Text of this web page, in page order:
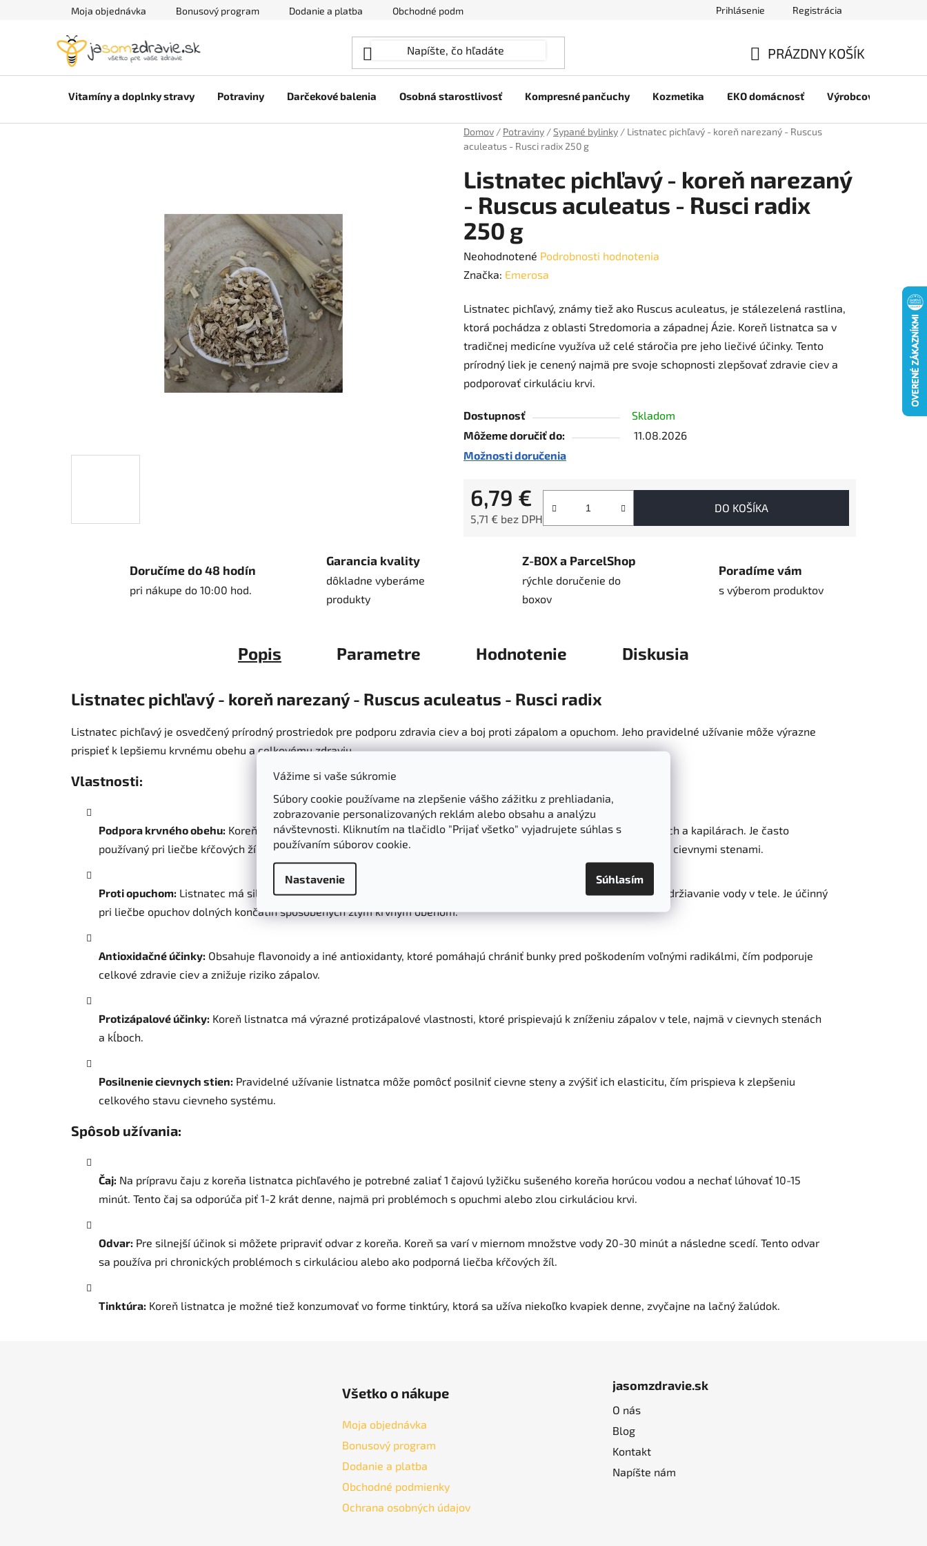
Vážime si vaše súkromie
Súbory cookie používame na zlepšenie vášho zážitku z prehliadania,
zobrazovanie personalizovaných reklám alebo obsahu a analýzu
návštevnosti. Kliknutím na tlačidlo "Prijať všetko" vyjadrujete súhlas s
používaním súborov cookie.
Nastavenie Súhlasím
Moja objednávka Bonusový program Dodanie a platba Obchodné podmienky Prihlásenie Registrácia
KOŠÍK
PRÁZDNY KOŠÍK
Vitamíny a doplnky stravy Potraviny Darčekové balenia Osobná starostlivosť Kompresné pančuchy Kozmetika EKO domácnosť Výrobcovia
Domov / Potraviny /Sypané bylinky / Listnatec pichľavý - koreň narezaný - Ruscus
aculeatus - Rusci radix 250 g
Listnatec pichľavý - koreň narezaný
- Ruscus aculeatus - Rusci radix
250 g
Priemerné
hodnotenie
je
0,0
z
5
hviezdičiek.
Neohodnotené Podrobnosti hodnotenia
Značka: Emerosa
Listnatec pichľavý, známy tiež ako Ruscus aculeatus, je stálezelená rastlina,
ktorá pochádza z oblasti Stredomoria a západnej Ázie. Koreň listnatca sa v
tradičnej medicíne využíva už celé stáročia pre jeho liečivé účinky. Tento
prírodný liek je cenený najmä pre svoje schopnosti zlepšovať zdravie ciev a
podporovať cirkuláciu krvi.
Dostupnosť
Skladom
Môžeme doručiť do:
11.08.2026
Možnosti doručenia
6,79 €
5,71 € bez DPH
DO KOŠÍKA
Doručíme do 48 hodín
pri nákupe do 10:00 hod.
Garancia kvality
dôkladne vyberáme
produkty
Z-BOX a ParcelShop
rýchle doručenie do
boxov
Poradíme vám
s výberom produktov
Popis Parametre Hodnotenie Diskusia
Listnatec pichľavý - koreň narezaný - Ruscus aculeatus - Rusci radix
Listnatec pichľavý je osvedčený prírodný prostriedok pre podporu zdravia ciev a boj proti zápalom a opuchom. Jeho pravidelné užívanie môže výrazne
prispieť k lepšiemu krvnému obehu a celkovému zdraviu.
Vlastnosti:
Podpora krvného obehu: Koreň listnatca pichľavého je známy tým, že pomáha zlepšovať prietok krvi, najmä v žilách a kapilárach. Je často
používaný pri liečbe kŕčových žíl, hemoroidov a chronickej žilovej nedostatočnosti, ktoré sú spôsobené oslabenými cievnymi stenami.
Proti opuchom: Listnatec má silné protizápalové a diuretické účinky, vďaka čomu pomáha zmierňovať opuchy a zadržiavanie vody v tele. Je účinný
pri liečbe opuchov dolných končatín spôsobených zlým krvným obehom.
Antioxidačné účinky: Obsahuje flavonoidy a iné antioxidanty, ktoré pomáhajú chrániť bunky pred poškodením voľnými radikálmi, čím podporuje
celkové zdravie ciev a znižuje riziko zápalov.
Protizápalové účinky: Koreň listnatca má výrazné protizápalové vlastnosti, ktoré prispievajú k zníženiu zápalov v tele, najmä v cievnych stenách
a kĺboch.
Posilnenie cievnych stien: Pravidelné užívanie listnatca môže pomôcť posilniť cievne steny a zvýšiť ich elasticitu, čím prispieva k zlepšeniu
celkového stavu cievneho systému.
Spôsob užívania:
Čaj: Na prípravu čaju z koreňa listnatca pichľavého je potrebné zaliať 1 čajovú lyžičku sušeného koreňa horúcou vodou a nechať lúhovať 10-15
minút. Tento čaj sa odporúča piť 1-2 krát denne, najmä pri problémoch s opuchmi alebo zlou cirkuláciou krvi.
Odvar: Pre silnejší účinok si môžete pripraviť odvar z koreňa. Koreň sa varí v miernom množstve vody 20-30 minút a následne scedí. Tento odvar
sa používa pri chronických problémoch s cirkuláciou alebo ako podporná liečba kŕčových žíl.
Tinktúra: Koreň listnatca je možné tiež konzumovať vo forme tinktúry, ktorá sa užíva niekoľko kvapiek denne, zvyčajne na lačný žalúdok.
Všetko o nákupe
Moja objednávka
Bonusový program
Dodanie a platba
Obchodné podmienky
Ochrana osobných údajov
jasomzdravie.sk
O nás
Blog
Kontakt
Napíšte nám